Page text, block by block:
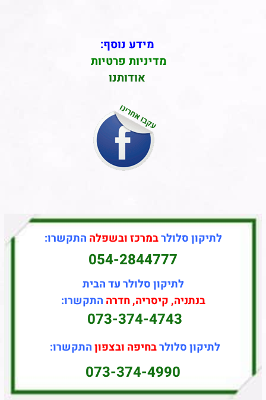
מידע נוסף:
מדיניות פרטיות
אודותנו
לתיקון סלולרבמרכז ובשפלה התקשרו:
054-2844777
לתיקון סלולר עד הבית
בנתניה, קיסריה, חדרה התקשרו:
073-374-4743
לתיקון סלולרבחיפה ובצפוןהתקשרו:
073-374-4990